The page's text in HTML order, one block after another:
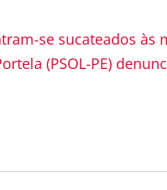
se sucateados às
(PSOL-PE)